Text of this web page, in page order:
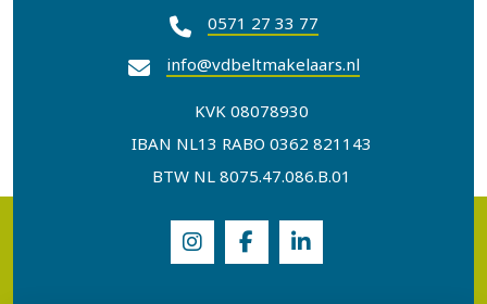
0571 27 33 77
info@vdbeltmakelaars.nl
KVK 08078930
IBAN NL13 RABO 0362 821143
BTW NL 8075.47.086.B.01